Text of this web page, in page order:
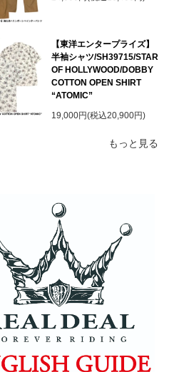
【東洋エンタープライズ】
半袖シャツ/SH39715/STAR
OF HOLLYWOOD/DOBBY
COTTON OPEN SHIRT
“ATOMIC”
19,000円(税込20,900円)
もっと見る